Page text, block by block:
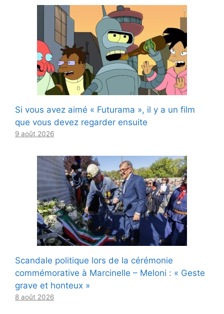
Si vous avez aimé « Futurama », il y a un film
que vous devez regarder ensuite
9 août 2026
Scandale politique lors de la cérémonie
commémorative à Marcinelle – Meloni : « Geste
grave et honteux »
8 août 2026